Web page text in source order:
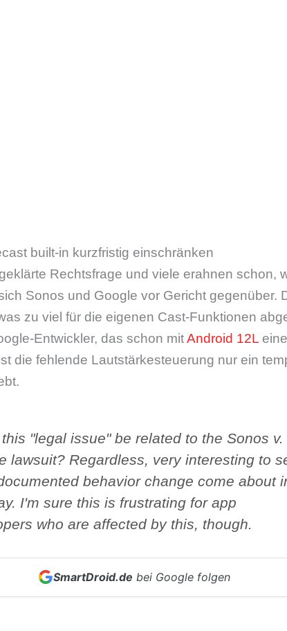
built-in kurzfristig einschränken
Rechtsfrage und viele erahnen schon,
Sonos und Google vor Gericht gegenüber.
zu viel für die eigenen Cast-Funktionen
Entwickler, das schon mitAndroid 12L
die fehlende Lautstärkesteuerung nur ein
"legal issue" be related to the Sonos v.
lawsuit? Regardless, very interesting to
behavior change come about
I'm sure this is frustrating for app
who are affected by this, though.
SmartDroid.de bei Google folgen